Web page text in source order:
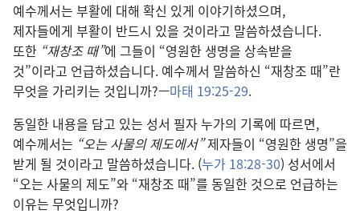
예수께서는 부활에 대해 확신 있게 이야기하셨으며,
제자들에게 부활이 반드시 있을 것이라고 말씀하셨습니다.
또한 “재창조 때”에 그들이 “영원한 생명을 상속받을
것”이라고 언급하셨습니다. 예수께서 말씀하신 “재창조 때”란
무엇을 가리키는 것입니까?—마태 19:25-29.
동일한 내용을 담고 있는 성서 필자 누가의 기록에 따르면,
예수께서는 “오는 사물의 제도에서”제자들이 “영원한 생명”을
받게 될 것이라고 말씀하셨습니다. (누가 18:28-30) 성서에서
“오는 사물의 제도”와 “재창조 때”를 동일한 것으로 언급하는
이유는 무엇입니까?